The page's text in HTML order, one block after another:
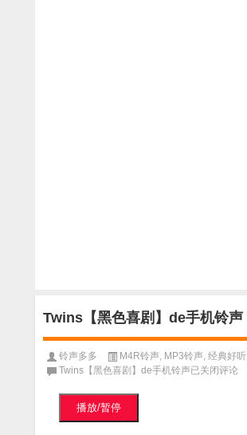
Twins【黑色喜剧】de手机铃声
铃声多多 M4R铃声 MP3铃声 经典好听
Twins【黑色喜剧】de手机铃声已关闭评论
播放/暂停